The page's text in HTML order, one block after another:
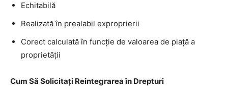
Echitabilă
Realizată în prealabil exproprierii
Corect calculată în funcție de valoarea de piață a
proprietății
Cum Să Solicitați Reintegrarea în Drepturi